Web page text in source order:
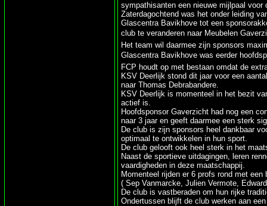
sympathisanten een nieuwe mijlpaal voor
Zaterdagochtend was het onder leiding
Glascentra Bavikhove tot een
club te veranderen naar Meubelen
Het team wil daarmee zijn sponsors
Glascentra Bavikhove was eerder
FCP houdt op met bestaan omdat de
KSV Deerlijk stond dit jaar voor een
naar Thomas Debrabandere.
KSV Deerlijk is momenteel in het bezit
actief is.
Hoofdsponsor Gaverzicht had nog een
naar 3 jaar en geeft daarmee een sterk
De club is zijn sponsors heel dankbaar
optimaal te ontwikkelen in hun sport.
De club gelooft ook heel sterk in het
Naast de sportieve uitdagingen, leren
vaardigheden in deze maatschappij.
Momenteel rijden er 6 profs rond met
( Sep Vanmarcke, Julien Vermote,
De club is vastberaden om hun rijke
Ondertussen blijft de club werken aan